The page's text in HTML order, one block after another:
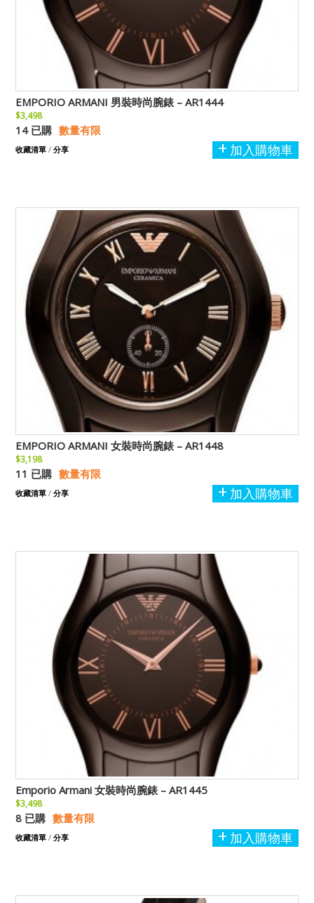
EMPORIO ARMANI 男裝時尚腕錶 – AR1444
$3,498
14 已購 數量有限
加入購物車
收藏清單 / 分享
EMPORIO ARMANI 女裝時尚腕錶 – AR1448
$3,198
11 已購 數量有限
加入購物車
收藏清單 / 分享
Emporio Armani 女裝時尚腕錶 – AR1445
$3,498
8 已購 數量有限
加入購物車
收藏清單 / 分享